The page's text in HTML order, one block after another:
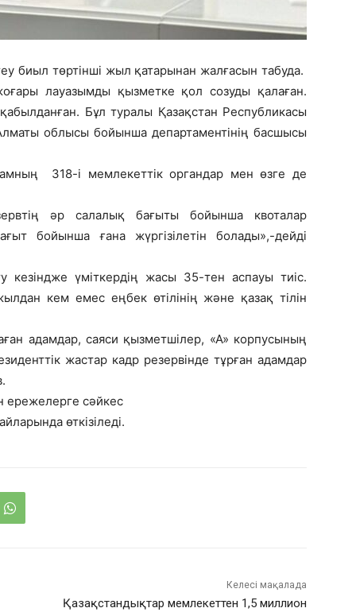
биыл төртінші жыл қатарынан жалғасын табуда.
лауазымды қызметке қол созуды қалаған.
Бұл туралы Қазақстан Республикасы
Алматы облысы бойынша департаментінің басшысы
318-і мемлекеттік органдар мен өзге де
әр салалық бағыты бойынша квоталар
бойынша ғана жүргізілетін болады»,-дейді
кезіндже үміткердің жасы 35-тен аспауы тиіс.
кем емес еңбек өтілінің және қазақ тілін
адамдар, саяси қызметшілер, «А» корпусының
жастар кадр резервінде тұрған адамдар
ережелерге сәйкес
өткізіледі.
Келесі мақалада
Қазақстандықтар мемлекеттен 1,5 миллион